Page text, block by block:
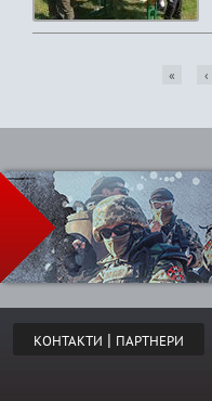
g
e
s
« ‹
КОНТАКТИ | ПАРТНЕРИ